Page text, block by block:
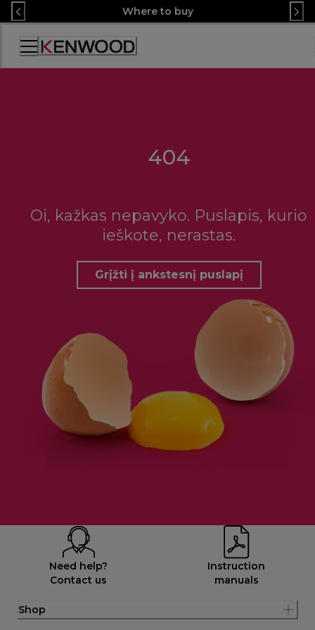
Skip
to
Content
Where to buy
Accessibility
Statement
404
Oi, kažkas nepavyko. Puslapis, kurio
ieškote, nerastas.
Grįžti į ankstesnį puslapį
Need help?
Contact us
Instruction
manuals
Shop